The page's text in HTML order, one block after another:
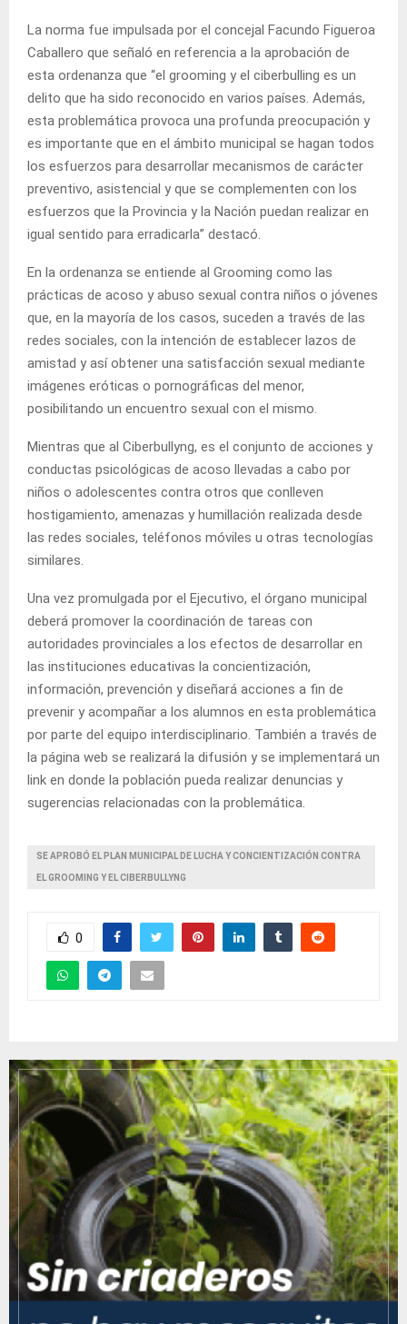
La norma fue impulsada por el concejal Facundo Figueroa
Caballero que señaló en referencia a la aprobación de
esta ordenanza que “el grooming y el ciberbulling es un
delito que ha sido reconocido en varios países. Además,
esta problemática provoca una profunda preocupación y
es importante que en el ámbito municipal se hagan todos
los esfuerzos para desarrollar mecanismos de carácter
preventivo, asistencial y que se complementen con los
esfuerzos que la Provincia y la Nación puedan realizar en
igual sentido para erradicarla” destacó.
En la ordenanza se entiende al Grooming como las
prácticas de acoso y abuso sexual contra niños o jóvenes
que, en la mayoría de los casos, suceden a través de las
redes sociales, con la intención de establecer lazos de
amistad y así obtener una satisfacción sexual mediante
imágenes eróticas o pornográficas del menor,
posibilitando un encuentro sexual con el mismo.
Mientras que al Ciberbullyng, es el conjunto de acciones y
conductas psicológicas de acoso llevadas a cabo por
niños o adolescentes contra otros que conlleven
hostigamiento, amenazas y humillación realizada desde
las redes sociales, teléfonos móviles u otras tecnologías
similares.
Una vez promulgada por el Ejecutivo, el órgano municipal
deberá promover la coordinación de tareas con
autoridades provinciales a los efectos de desarrollar en
las instituciones educativas la concientización,
información, prevención y diseñará acciones a fin de
prevenir y acompañar a los alumnos en esta problemática
por parte del equipo interdisciplinario. También a través de
la página web se realizará la difusión y se implementará un
link en donde la población pueda realizar denuncias y
sugerencias relacionadas con la problemática.
SE APROBÓ EL PLAN MUNICIPAL DE LUCHA Y CONCIENTIZACIÓN CONTRA
EL GROOMING Y EL CIBERBULLYNG
0